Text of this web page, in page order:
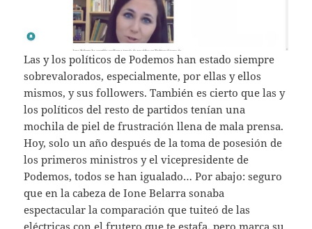
Las y los políticos de Podemos han estado siempre
sobrevalorados, especialmente, por ellas y ellos
mismos, y sus followers. También es cierto que las y
los políticos del resto de partidos tenían una
mochila de piel de frustración llena de mala prensa.
Hoy, solo un año después de la toma de posesión de
los primeros ministros y el vicepresidente de
Podemos, todos se han igualado… Por abajo: seguro
que en la cabeza de Ione Belarra sonaba
espectacular la comparación que tuiteó de las